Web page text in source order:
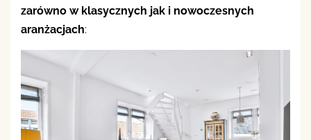
zarówno w klasycznych jak i nowoczesnych
aranżacjach: